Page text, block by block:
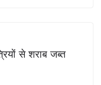
से शराब जब्त